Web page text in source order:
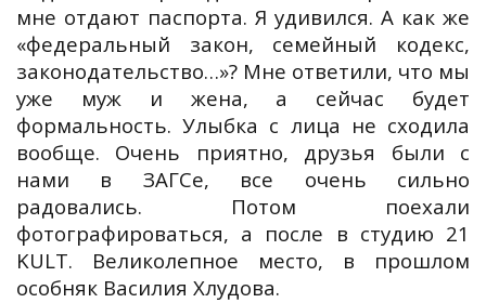
мне отдают паспорта. Я удивился. А как же
«федеральный закон, семейный кодекс,
законодательство…»? Мне ответили, что мы
уже муж и жена, а сейчас будет
формальность. Улыбка с лица не сходила
вообще. Очень приятно, друзья были с
нами в ЗАГСе, все очень сильно
радовались. Потом поехали
фотографироваться, а после в студию 21
KULT. Великолепное место, в прошлом
особняк Василия Хлудова.